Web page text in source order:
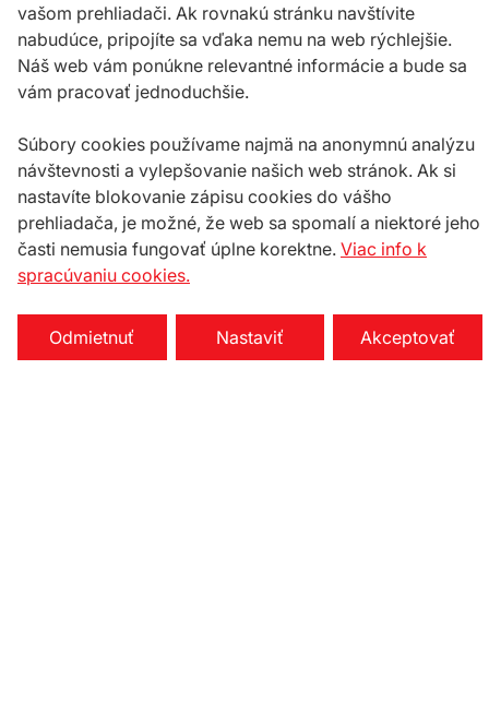
vašom prehliadači. Ak rovnakú stránku navštívite
nabudúce, pripojíte sa vďaka nemu na web rýchlejšie.
Náš web vám ponúkne relevantné informácie a bude sa
vám pracovať jednoduchšie.
Súbory cookies používame najmä na anonymnú analýzu
návštevnosti a vylepšovanie našich web stránok. Ak si
nastavíte blokovanie zápisu cookies do vášho
prehliadača, je možné, že web sa spomalí a niektoré jeho
časti nemusia fungovať úplne korektne. Viac info k
spracúvaniu cookies.
Odmietnuť Nastaviť Akceptovať